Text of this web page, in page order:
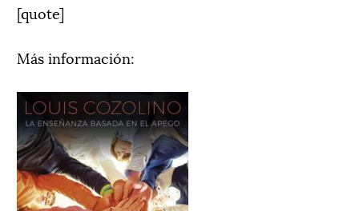
[quote]
Más información: